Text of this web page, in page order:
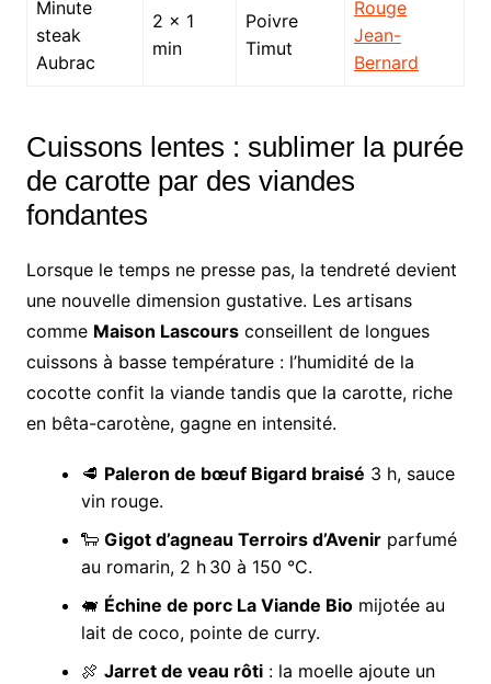
Minute
steak
Aubrac
2 × 1
min
Poivre
Timut
Rouge
Jean-
Bernard
Cuissons lentes : sublimer la purée
de carotte par des viandes
fondantes
Lorsque le temps ne presse pas, la tendreté devient
une nouvelle dimension gustative. Les artisans
comme Maison Lascoursconseillent de longues
cuissons à basse température : l’humidité de la
cocotte confit la viande tandis que la carotte, riche
en bêta-carotène, gagne en intensité.
🥩 Paleron de bœuf Bigard braisé 3 h, sauce
vin rouge.
🐑 Gigot d’agneau Terroirs d’Avenirparfumé
au romarin, 2 h 30 à 150 °C.
🐖 Échine de porc La Viande Biomijotée au
lait de coco, pointe de curry.
🍖 Jarret de veau rôti: la moelle ajoute un